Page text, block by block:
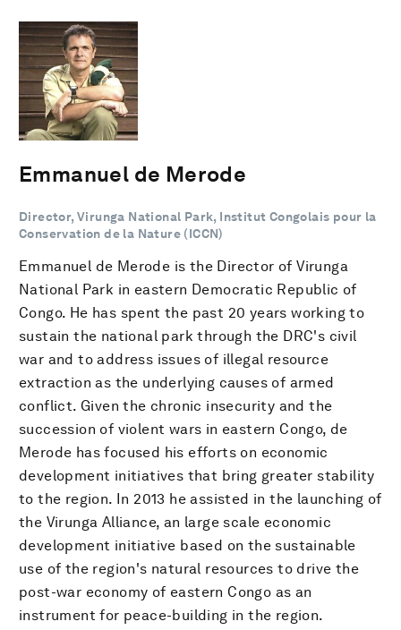
Emmanuel de Merode
Director, Virunga National Park, Institut Congolais pour la
Conservation de la Nature (ICCN)
Emmanuel de Merode is the Director of Virunga
National Park in eastern Democratic Republic of
Congo. He has spent the past 20 years working to
sustain the national park through the DRC's civil
war and to address issues of illegal resource
extraction as the underlying causes of armed
conflict. Given the chronic insecurity and the
succession of violent wars in eastern Congo, de
Merode has focused his efforts on economic
development initiatives that bring greater stability
to the region. In 2013 he assisted in the launching of
the Virunga Alliance, an large scale economic
development initiative based on the sustainable
use of the region's natural resources to drive the
post-war economy of eastern Congo as an
instrument for peace-building in the region.